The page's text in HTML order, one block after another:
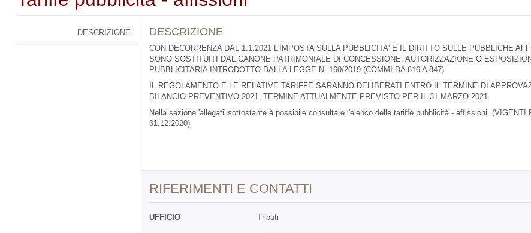
DESCRIZIONE DESCRIZIONE
CON DECORRENZA DAL 1.1.2021 L'IMPOSTA SULLA PUBBLICITA' E IL DIRITTO SULLE PUBBLICHE
SONO SOSTITUITI DAL CANONE PATRIMONIALE DI CONCESSIONE, AUTORIZZAZIONE O
PUBBLICITARIA INTRODOTTO DALLA LEGGE N. 160/2019 (COMMI DA 816 A 847).
IL REGOLAMENTO E LE RELATIVE TARIFFE SARANNO DELIBERATI ENTRO IL TERMINE DI
BILANCIO PREVENTIVO 2021, TERMINE ATTUALMENTE PREVISTO PER IL 31 MARZO 2021
Nella sezione 'allegati' sottostante è possibile consultare l'elenco delle tariffe pubblicità - affissioni. (VIGENTI
31.12.2020)
RIFERIMENTI E CONTATTI
UFFICIO Tributi